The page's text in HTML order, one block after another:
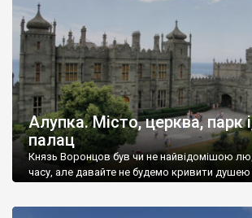
Алупка. Місто, церква, парк
палац
Князь Воронцов був чи не найвідомішою
часу, але давайте не будемо кривити